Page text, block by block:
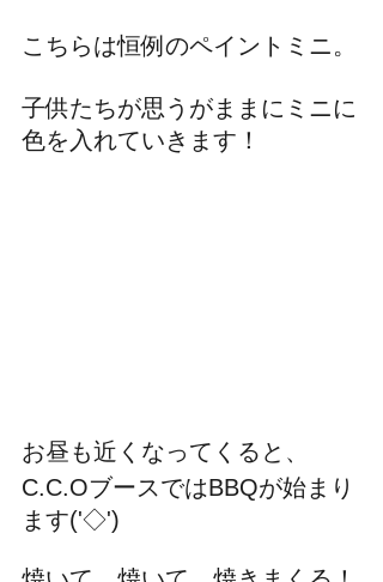
こちらは恒例のペイントミニ。
子供たちが思うがままにミニに
色を入れていきます！
お昼も近くなってくると、
C.C.OブースではBBQが始まり
ます('◇')ゞ